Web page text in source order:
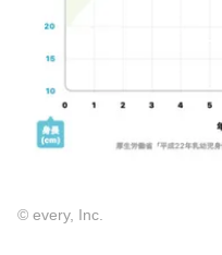
© every, Inc.